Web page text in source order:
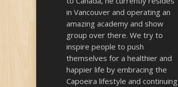
in Vancouver and operating an
amazing academy and show
group over there. We try to
inspire people to push
themselves for a healthier and
happier life by embracing the
Capoeira lifestyle and continuing